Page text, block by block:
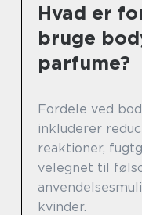
Hvad er
bruge
parfume?
Fordele ved
inkluderer
reaktioner,
velegnet til
kvinder.